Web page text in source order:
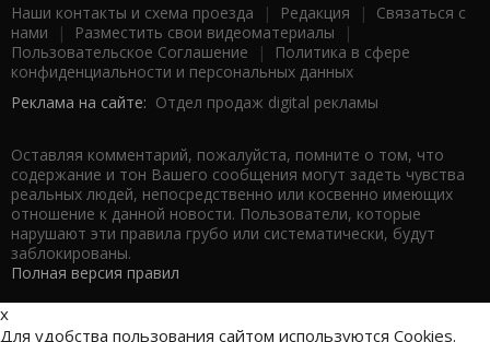
Наши контакты и схема проезда | Редакция | Связаться с
нами | Разместить свои видеоматериалы |
Пользовательское Соглашение |
Политика в сфере
конфиденциальности и персональных данных
Реклама на сайте: Отдел продаж digital рекламы
Оставляя комментарий, пожалуйста, помните о том, что
содержание и тон Вашего сообщения могут задеть чувства
реальных людей, непосредственно или косвенно имеющих
отношение к данной новости. Пользователи, которые
нарушают эти правила грубо или систематически, будут
заблокированы.
Полная версия правил
x
Для удобства пользования сайтом используются Cookies.